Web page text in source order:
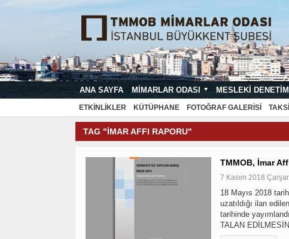
ANA SAYFA MIMARLAR ODASI MESLEKI DENETIM
ETKINLIKLER KÜTÜPHANE FOTOĞRAF GALERISI
TAG "IMAR AFFI RAPORU"
TMMOB, İmar
7 Kasım 2018
18 Mayıs 2018
uzatıldığı ilan
tarihinde
TALAN